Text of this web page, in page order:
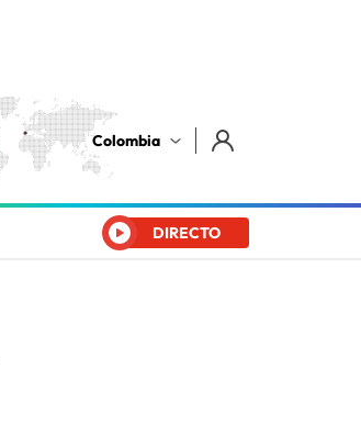
Colombia
DIRECTO